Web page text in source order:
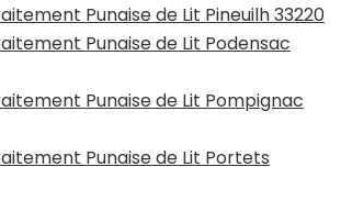
Punaise de Lit Pineuilh 33220
Punaise de Lit Podensac
Punaise de Lit Pompignac
Punaise de Lit Portets